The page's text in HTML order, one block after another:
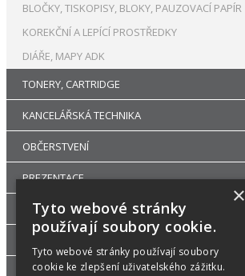
BLOČKY, TISKOPISY, BLOKY, PAUZOVACÍ PAPÍR
KOREKČNÍ A LEPÍCÍ PROSTŘEDKY
DIÁŘE, MAPY ADK
TONERY, CARTRIDGE
KANCELÁŘSKÁ TECHNIKA
OBČERSTVENÍ
PREZENTACE
DROGERIE
KANCELÁŘSKÝ NÁBYTEK
ŠKOLA, VÝTVARNÉ POTŘEBY
×
Tyto webové stránky
používají soubory cookie.
Tyto webové stránky používají soubory
cookie ke zlepšení uživatelského zážitku.